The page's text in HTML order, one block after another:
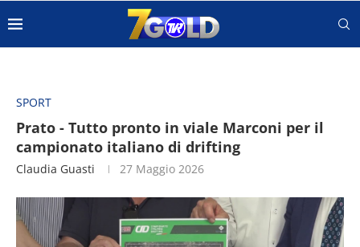
SPORT
Prato - Tutto pronto in viale Marconi per il
campionato italiano di drifting
Claudia Guasti 27 Maggio 2026
Video
Player